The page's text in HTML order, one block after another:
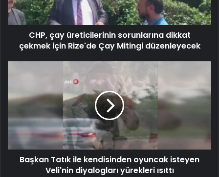
CHP, çay üreticilerinin sorunlarına dikkat
çekmek için Rize'de Çay Mitingi düzenleyecek
Başkan Tatık ile kendisinden oyuncak isteyen
Veli'nin diyalogları yürekleri ısıttı